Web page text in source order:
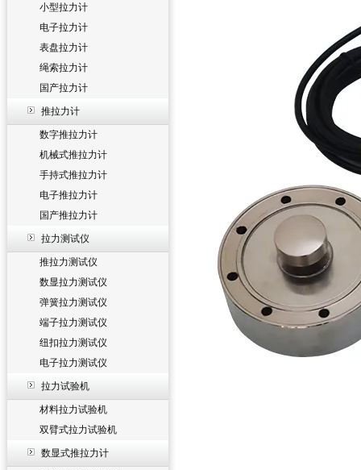
小型拉力计
电子拉力计
表盘拉力计
绳索拉力计
国产拉力计
推拉力计
数字推拉力计
机械式推拉力计
手持式推拉力计
电子推拉力计
国产推拉力计
拉力测试仪
推拉力测试仪
数显拉力测试仪
弹簧拉力测试仪
端子拉力测试仪
纽扣拉力测试仪
电子拉力测试仪
拉力试验机
材料拉力试验机
双臂式拉力试验机
数显式推拉力计